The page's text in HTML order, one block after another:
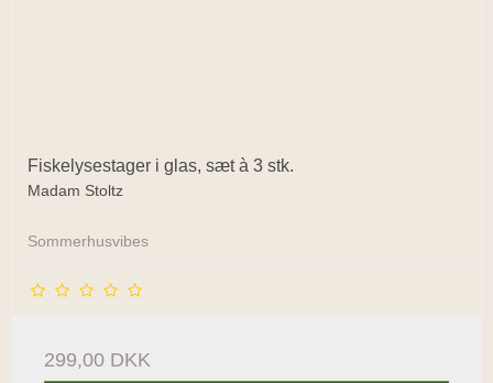
Fiskelysestager i glas, sæt à 3 stk.
Madam Stoltz
Sommerhusvibes
299,00 DKK